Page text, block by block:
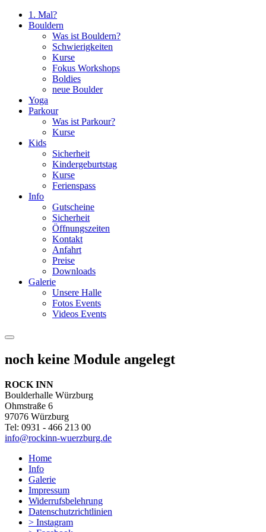
1. Mal?
Bouldern
Was ist Bouldern?
Schwierigkeiten
Kurse
Fokus Workshops
Boldies
neue Boulder
Yoga
Parkour
Was ist Parkour?
Kurse
Kids
Sicherheit
Kindergeburtstag
Kurse
Ferienspass
Info
Gutscheine
Sicherheit
Öffnungszeiten
Kontakt
Anfahrt
Preise
Downloads
Galerie
Unsere Halle
Fotos Events
Videos Events
noch keine Module angelegt
ROCK INN
Boulderhalle Würzburg
Ohmstraße 6
97076 Würzburg
Tel: 0931 - 466 213 00
info@rockinn-wuerzburg.de
Home
Info
Galerie
Impressum
Widerrufsbelehrung
Datenschutzrichtlinien
> Instagram